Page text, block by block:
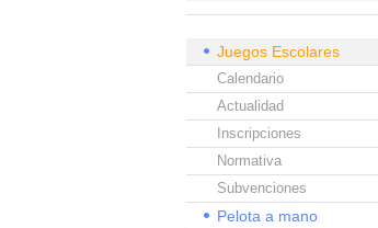
Juegos Escolares
Calendario
Actualidad
Inscripciones
Normativa
Subvenciones
Pelota a mano